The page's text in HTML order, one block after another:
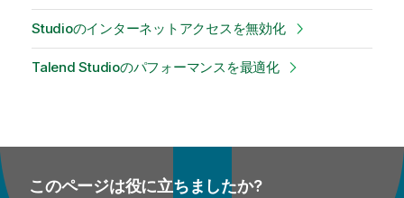
Studioのインターネットアクセスを無効化
Talend Studioのパフォーマンスを最適化
このページは役に立ちましたか?